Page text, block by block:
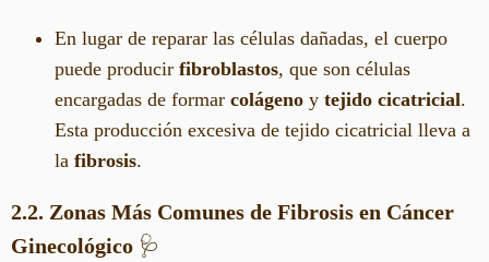
En lugar de reparar las células dañadas, el cuerpo
puede producir fibroblastos, que son células
encargadas de formar colágeno y tejido cicatricial.
Esta producción excesiva de tejido cicatricial lleva a
la fibrosis.
2.2. Zonas Más Comunes de Fibrosis en Cáncer
Ginecológico 🩺